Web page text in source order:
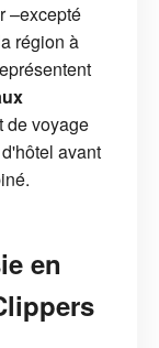
–excepté
région à
de voyage
avant
en